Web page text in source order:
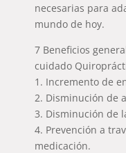
necesarias para
mundo de hoy.
7 Beneficios
cuidado
1. Incremento de
2. Disminución de
3. Disminución de
4. Prevención a
medicación.